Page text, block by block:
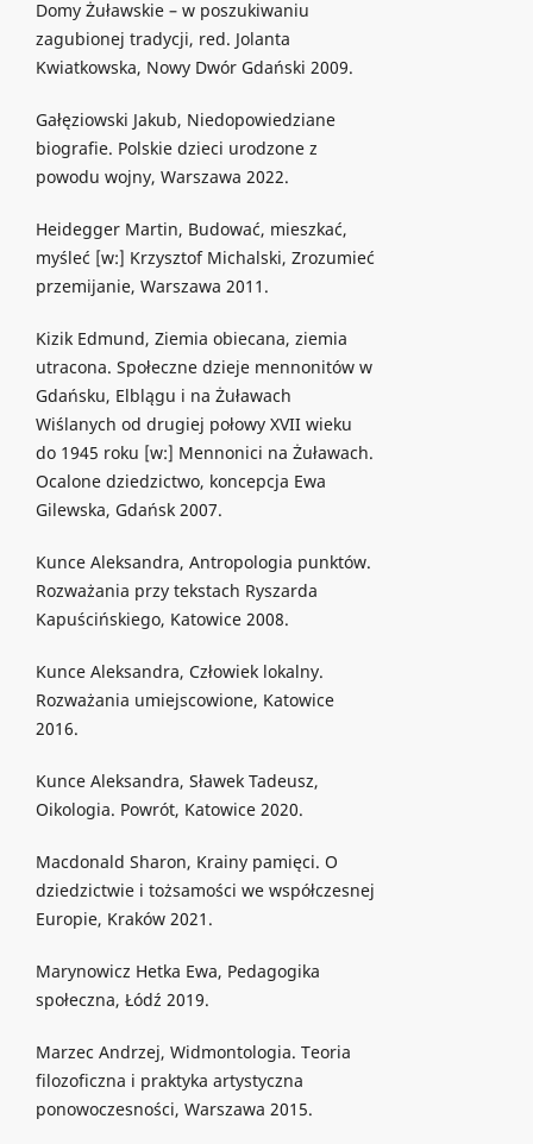
Domy Żuławskie – w poszukiwaniu
zagubionej tradycji, red. Jolanta
Kwiatkowska, Nowy Dwór Gdański 2009.
Gałęziowski Jakub, Niedopowiedziane
biografie. Polskie dzieci urodzone z
powodu wojny, Warszawa 2022.
Heidegger Martin, Budować, mieszkać,
myśleć [w:] Krzysztof Michalski, Zrozumieć
przemijanie, Warszawa 2011.
Kizik Edmund, Ziemia obiecana, ziemia
utracona. Społeczne dzieje mennonitów w
Gdańsku, Elblągu i na Żuławach
Wiślanych od drugiej połowy XVII wieku
do 1945 roku [w:] Mennonici na Żuławach.
Ocalone dziedzictwo, koncepcja Ewa
Gilewska, Gdańsk 2007.
Kunce Aleksandra, Antropologia punktów.
Rozważania przy tekstach Ryszarda
Kapuścińskiego, Katowice 2008.
Kunce Aleksandra, Człowiek lokalny.
Rozważania umiejscowione, Katowice
2016.
Kunce Aleksandra, Sławek Tadeusz,
Oikologia. Powrót, Katowice 2020.
Macdonald Sharon, Krainy pamięci. O
dziedzictwie i tożsamości we współczesnej
Europie, Kraków 2021.
Marynowicz Hetka Ewa, Pedagogika
społeczna, Łódź 2019.
Marzec Andrzej, Widmontologia. Teoria
filozoficzna i praktyka artystyczna
ponowoczesności, Warszawa 2015.